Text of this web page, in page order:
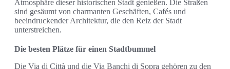
Atmosphäre dieser historischen Stadt genießen. Die Straßen
sind gesäumt von charmanten Geschäften, Cafés und
beeindruckender Architektur, die den Reiz der Stadt
unterstreichen.
Die besten Plätze für einen Stadtbummel
Die Via di Città und die Via Banchi di Sopra gehören zu den